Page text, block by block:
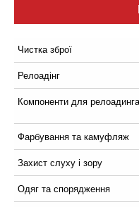
Чистка зброї
Релоадінг
Компоненти для релоадинга
Фарбування та камуфляж
Захист слуху і зору
Одяг та спорядження